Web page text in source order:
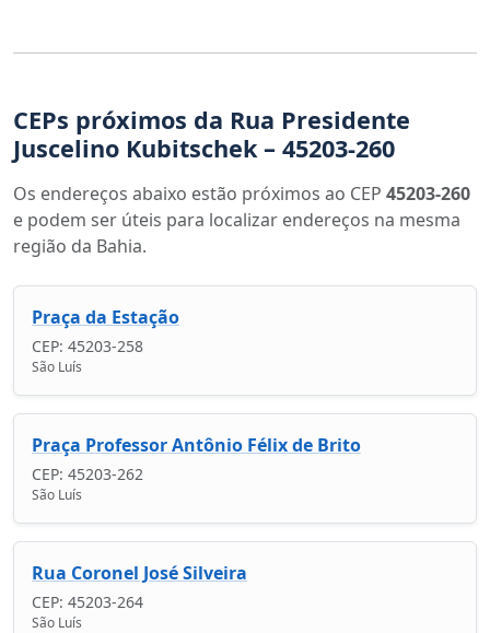
CEPs próximos da Rua Presidente
Juscelino Kubitschek – 45203-260
Os endereços abaixo estão próximos ao CEP 45203-260
e podem ser úteis para localizar endereços na mesma
região da Bahia.
Praça da Estação
CEP: 45203-258
São Luís
Praça Professor Antônio Félix de Brito
CEP: 45203-262
São Luís
Rua Coronel José Silveira
CEP: 45203-264
São Luís